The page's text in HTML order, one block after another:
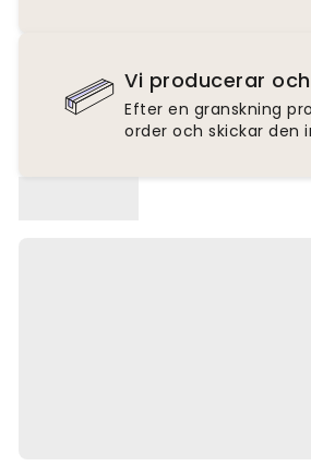
Vi producerar
Efter en granskning
order och skickar den